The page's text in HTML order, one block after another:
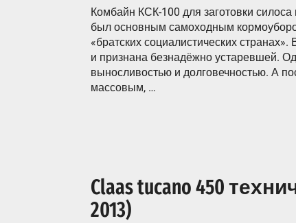
Комбайн КСК-100 для заготовки
был основным самоходным
«братских социалистических
и признана безнадёжно устаревшей.
выносливостью и долговечностью. А
массовым, …
Claas tucano 450
2013)